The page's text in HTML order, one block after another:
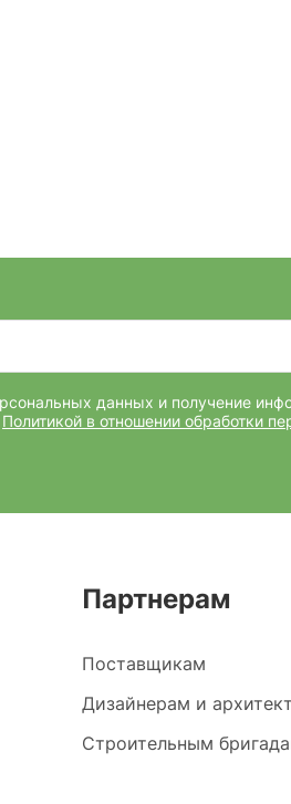
данных и получение
Политикой в отношении обработки
Партнерам
Поставщикам
Дизайнерам и
Строительным